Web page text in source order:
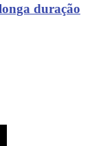
duração